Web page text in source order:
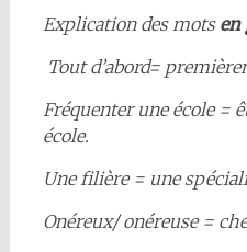
Explication des mots en
Tout d’abord=
Fréquenter une école =
école.
Une filière = une
Onéreux/ onéreuse =